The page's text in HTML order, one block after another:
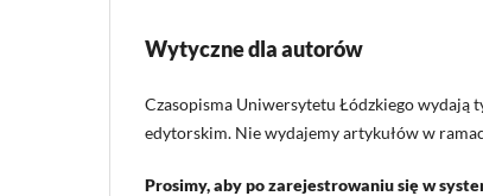
Wytyczne dla autorów
Czasopisma Uniwersytetu Łódzkiego wydają
edytorskim. Nie wydajemy artykułów w
Prosimy, aby po zarejestrowaniu się w